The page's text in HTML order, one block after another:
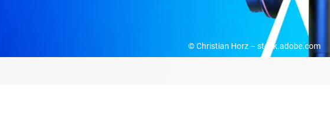
© Christian Horz – stock.adobe.com